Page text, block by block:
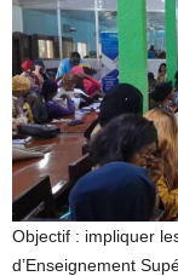
Objectif : impliquer
d’Enseignement